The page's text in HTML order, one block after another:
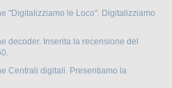
"Digitalizziamo le Loco". Digitalizziamo
decoder. Inserita la recensione del
Centrali digitali. Presentiamo la